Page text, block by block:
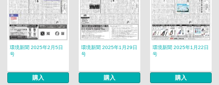
環境新聞 2025年2月5日
号
購入
環境新聞 2025年1月29日
号
購入
環境新聞 2025年1月22日
号
購入